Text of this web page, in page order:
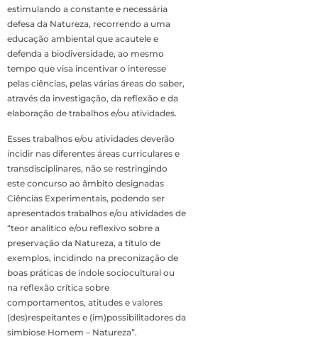
estimulando a constante e necessária
defesa da Natureza, recorrendo a uma
educação ambiental que acautele e
defenda a biodiversidade, ao mesmo
tempo que visa incentivar o interesse
pelas ciências, pelas várias áreas do saber,
através da investigação, da reflexão e da
elaboração de trabalhos e/ou atividades.
Esses trabalhos e/ou atividades deverão
incidir nas diferentes áreas curriculares e
transdisciplinares, não se restringindo
este concurso ao âmbito designadas
Ciências Experimentais, podendo ser
apresentados trabalhos e/ou atividades de
“teor analítico e/ou reflexivo sobre a
preservação da Natureza, a título de
exemplos, incidindo na preconização de
boas práticas de índole sociocultural ou
na reflexão crítica sobre
comportamentos, atitudes e valores
(des)respeitantes e (im)possibilitadores da
simbiose Homem – Natureza”.